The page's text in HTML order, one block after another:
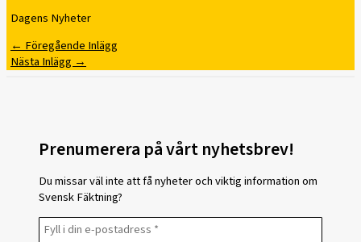
Dagens Nyheter
← Föregående Inlägg
Nästa Inlägg →
Prenumerera på vårt nyhetsbrev!
Du missar väl inte att få nyheter och viktig information om
Svensk Fäktning?